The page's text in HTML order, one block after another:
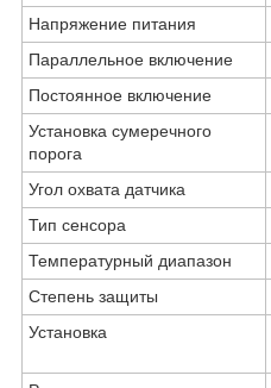
Напряжение питания
Параллельное включение
Постоянное включение
Установка сумеречного
порога
Угол охвата датчика
Тип сенсора
Температурный диапазон
Степень защиты
Установка